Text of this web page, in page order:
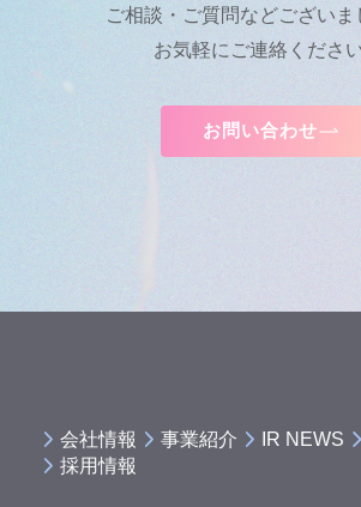
ご相談・ご質問などございま
お気軽にご連絡ください
お問い合わせ
会社情報 事業紹介 IR NEWS
採用情報